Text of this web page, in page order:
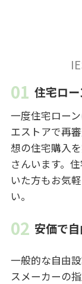
住宅ロ
一度住宅ロー
エストアで再
想の住宅購入
さんいます。
いた方もお気
い。
安価で
一般的な自由
スメーカーの